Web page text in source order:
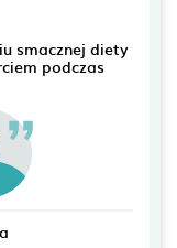
smacznej diety
podczas